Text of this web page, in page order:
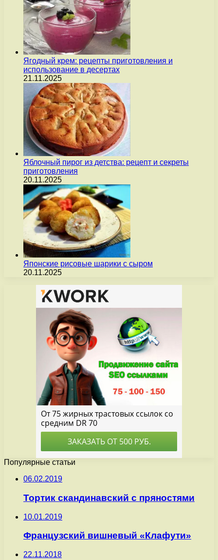
Ягодный крем: рецепты приготовления и
использование в десертах
21.11.2025
Яблочный пирог из детства: рецепт и секреты
приготовления
20.11.2025
Японские рисовые шарики с сыром
20.11.2025
Популярные статьи
06.02.2019
Тортик скандинавский с пряностями
10.01.2019
Французский вишневый «Клафути»
22.11.2018